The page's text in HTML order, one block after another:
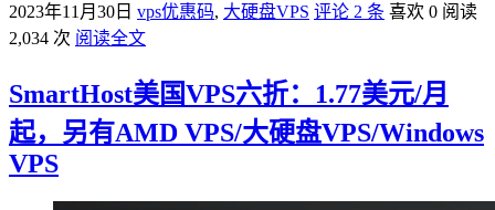
2023年11月30日 vps优惠码, 大硬盘VPS 评论 2 条 喜欢 0 阅读
2,034 次 阅读全文
SmartHost美国VPS六折：1.77美元/月
起，另有AMD VPS/大硬盘VPS/Windows
VPS